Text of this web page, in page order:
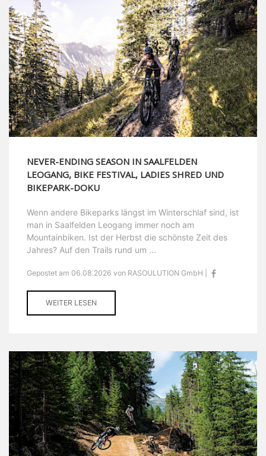
NEVER-ENDING SEASON IN SAALFELDEN
LEOGANG, BIKE FESTIVAL, LADIES SHRED UND
BIKEPARK-DOKU
Wenn andere Bikeparks längst im Winterschlaf sind, ist
man in Saalfelden Leogang immer noch am
Mountainbiken. Ist der Herbst die schönste Zeit des
Jahres? Auf den Trails rund um ...
Gepostet am 06.08.2026 von RASOULUTION GmbH |
WEITER LESEN